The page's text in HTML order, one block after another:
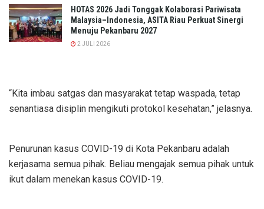
HOTAS 2026 Jadi Tonggak Kolaborasi Pariwisata
Malaysia–Indonesia, ASITA Riau Perkuat Sinergi
Menuju Pekanbaru 2027
2 JULI 2026
“Kita imbau satgas dan masyarakat tetap waspada, tetap
senantiasa disiplin mengikuti protokol kesehatan,” jelasnya.
Penurunan kasus COVID-19 di Kota Pekanbaru adalah
kerjasama semua pihak. Beliau mengajak semua pihak untuk
ikut dalam menekan kasus COVID-19.